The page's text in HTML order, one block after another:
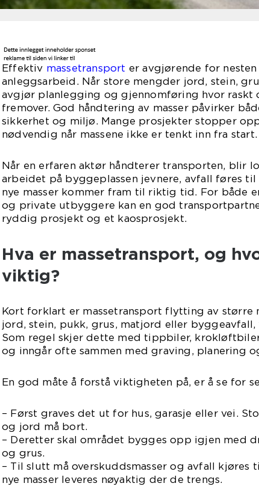
Effektiv massetransport er avgjørende for
anleggsarbeid. Når store mengder jord, stein,
avgjør planlegging og gjennomføring hvor
fremover. God håndtering av masser påvirker
sikkerhet og miljø. Mange prosjekter stopper
nødvendig når massene ikke er tenkt inn fra start.
Når en erfaren aktør håndterer transporten, blir
arbeidet på byggeplassen jevnere, avfall føres
nye masser kommer fram til riktig tid. For både
og private utbyggere kan en god
ryddig prosjekt og et kaosprosjekt.
Hva er massetransport, og
viktig?
Kort forklart er massetransport flytting av større
jord, stein, pukk, grus, matjord eller
Som regel skjer dette med tippbiler,
og inngår ofte sammen med graving, planering
En god måte å forstå viktigheten på, er å se for
– Først graves det ut for hus, garasje eller vei.
og jord må bort.
– Deretter skal området bygges opp igjen med
og grus.
– Til slutt må overskuddsmasser og avfall kjøres
nye masser leveres nøyaktig der de trengs.